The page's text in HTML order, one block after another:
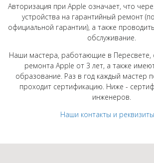
Авторизация при Apple означает, что
устройства на гарантийный ремонт
официальной гарантии), а также
обслуживание.
Наши мастера, работающие в
ремонта Apple от 3 лет, а также
образование. Раз в год каждый мастер
проходит сертификацию. Ниже -
инженеров.
Наши контакты и реквизиты